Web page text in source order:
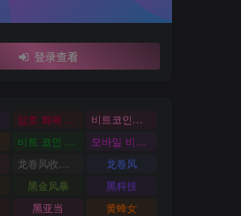
登录查看
암호 화폐 카지노
비트코인카지노
비트 코인 온라인 카지노
모바일 비트 코인 카지노
龙卷风收音机
龙卷风
黑金风暴
黑科技
黑亚当
黄蜂女